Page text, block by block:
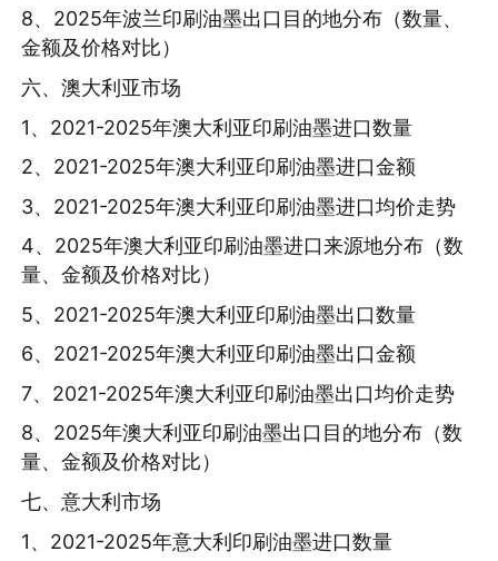
8、2025年波兰印刷油墨出口目的地分布（数量、
金额及价格对比）
六、澳大利亚市场
1、2021-2025年澳大利亚印刷油墨进口数量
2、2021-2025年澳大利亚印刷油墨进口金额
3、2021-2025年澳大利亚印刷油墨进口均价走势
4、2025年澳大利亚印刷油墨进口来源地分布（数
量、金额及价格对比）
5、2021-2025年澳大利亚印刷油墨出口数量
6、2021-2025年澳大利亚印刷油墨出口金额
7、2021-2025年澳大利亚印刷油墨出口均价走势
8、2025年澳大利亚印刷油墨出口目的地分布（数
量、金额及价格对比）
七、意大利市场
1、2021-2025年意大利印刷油墨进口数量